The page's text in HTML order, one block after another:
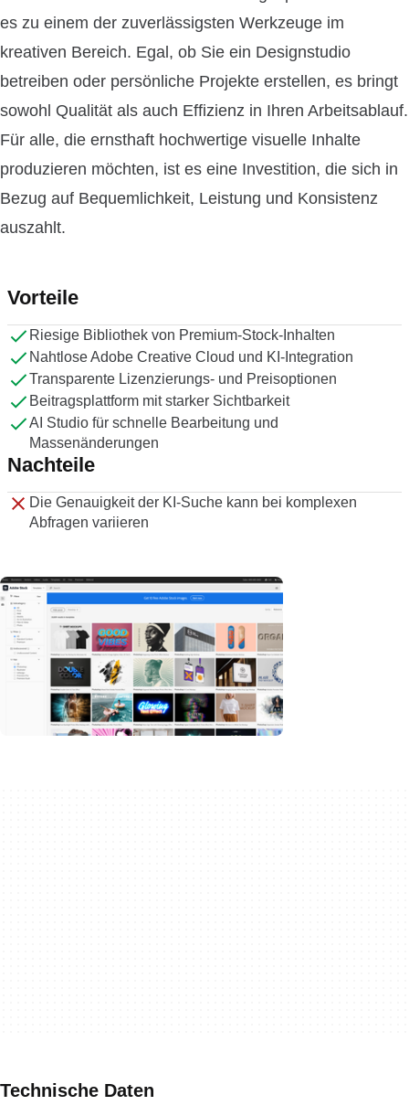
es zu einem der zuverlässigsten Werkzeuge im
kreativen Bereich. Egal, ob Sie ein Designstudio
betreiben oder persönliche Projekte erstellen, es bringt
sowohl Qualität als auch Effizienz in Ihren Arbeitsablauf.
Für alle, die ernsthaft hochwertige visuelle Inhalte
produzieren möchten, ist es eine Investition, die sich in
Bezug auf Bequemlichkeit, Leistung und Konsistenz
auszahlt.
Vorteile
Riesige Bibliothek von Premium-Stock-Inhalten
Nahtlose Adobe Creative Cloud und KI-Integration
Transparente Lizenzierungs- und Preisoptionen
Beitragsplattform mit starker Sichtbarkeit
AI Studio für schnelle Bearbeitung und
Massenänderungen
Nachteile
Die Genauigkeit der KI-Suche kann bei komplexen
Abfragen variieren
Technische Daten